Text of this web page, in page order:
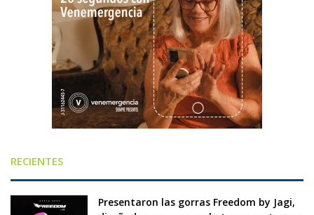
RECIENTES
Presentaron las gorras Freedom by Jagi,